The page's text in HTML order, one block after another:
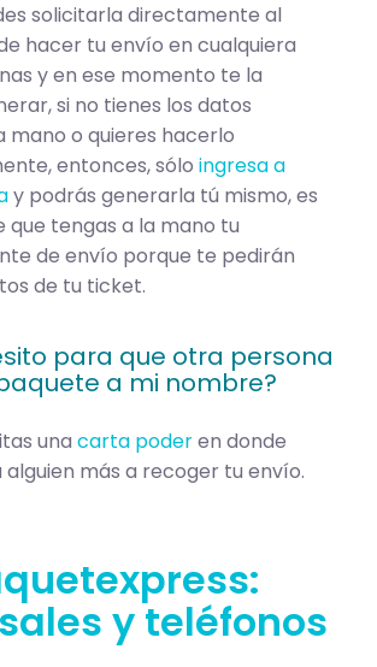
solicitarla directamente al
hacer tu envío en cualquiera
y en ese momento te la
si no tienes los datos
mano o quieres hacerlo
entonces, sólo ingresa a
y podrás generarla tú mismo, es
tengas a la mano tu
de envío porque te pedirán
de tu ticket.
para que otra persona
a mi nombre?
una carta poderen donde
más a recoger tu envío.
y teléfonos